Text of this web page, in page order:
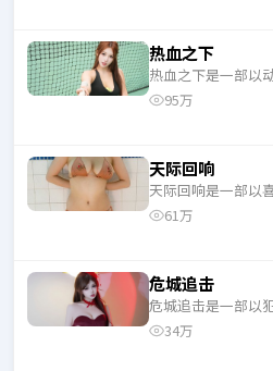
热血之下
热血之下是一部以
机、反转与人物成
95万
天际回响
天际回响是一部以
机、反转与人物成
61万
危城追击
危城追击是一部以
机、反转与人物成
34万